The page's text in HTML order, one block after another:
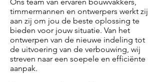
timmermannen en ontwerpers werkt zij
aan zij om jou de beste oplossing te
bieden voor jouw situatie. Van het
ontwerpen van de nieuwe indeling tot
de uitvoering van de verbouwing, wij
streven naar een soepele en efficiënte
aanpak.